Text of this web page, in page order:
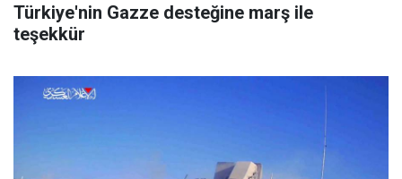
Türkiye'nin Gazze desteğine marş ile
teşekkür